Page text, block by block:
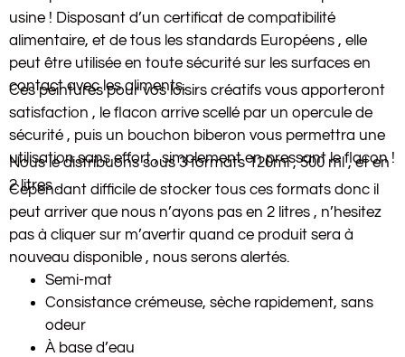
usine ! Disposant d’un certificat de compatibilité
alimentaire, et de tous les standards Européens , elle
peut être utilisée en toute sécurité sur les surfaces en
contact avec les aliments.
Ces peintures pour vos loisirs créatifs vous apporteront
satisfaction , le flacon arrive scellé par un opercule de
sécurité , puis un bouchon biberon vous permettra une
utilisation sans effort , simplement en pressant le flacon !
Nous le distribuons sous 3 formats 120ml , 500 ml , et en
2 litres .
Cependant difficile de stocker tous ces formats donc il
peut arriver que nous n’ayons pas en 2 litres , n’hesitez
pas à cliquer sur m’avertir quand ce produit sera à
nouveau disponible , nous serons alertés.
Semi-mat
Consistance crémeuse, sèche rapidement, sans
odeur
À base d’eau